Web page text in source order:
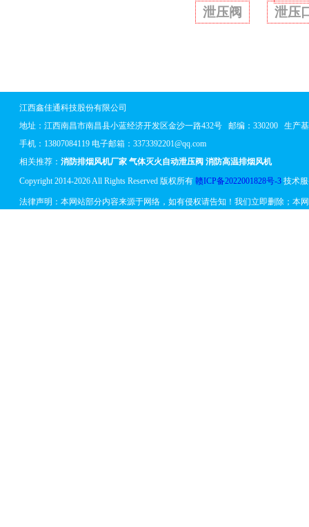
泄压阀
泄压
江西鑫佳通科技股份有限公司
地址： 江西南昌市南昌县小蓝经济开发区金沙一路432号邮编：330200 生产基
手机：13807084119 电子邮箱：3373392201@qq.com
相关推荐： 消防排烟风机厂家 气体灭火自动泄压阀 消防高温排烟风机
Copyright 2014-2026 All Rights Reserved 版权所有 赣ICP备2022001828号-3技术服
法律声明：本网站部分内容来源于网络，如有侵权请告知！我们立即删除；本